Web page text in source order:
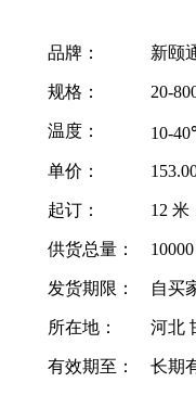
品牌： 新颐
规格： 20-
温度： 10-
单价：
起订： 12 米
供货总量：
发货期限： 自买
所在地： 河北
有效期至： 长期